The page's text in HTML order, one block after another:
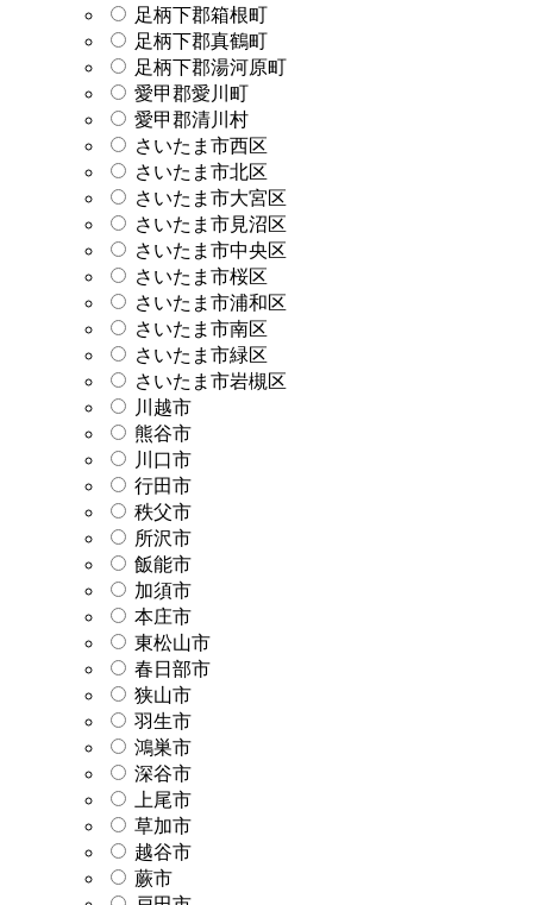
足柄下郡箱根町
足柄下郡真鶴町
足柄下郡湯河原町
愛甲郡愛川町
愛甲郡清川村
さいたま市西区
さいたま市北区
さいたま市大宮区
さいたま市見沼区
さいたま市中央区
さいたま市桜区
さいたま市浦和区
さいたま市南区
さいたま市緑区
さいたま市岩槻区
川越市
熊谷市
川口市
行田市
秩父市
所沢市
飯能市
加須市
本庄市
東松山市
春日部市
狭山市
羽生市
鴻巣市
深谷市
上尾市
草加市
越谷市
蕨市